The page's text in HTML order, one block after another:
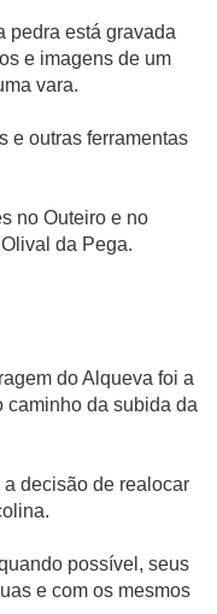
pedra está gravada
e imagens de um
vara.
e outras ferramentas
no Outeiro e no
da Pega.
do Alqueva foi a
caminho da subida da
decisão de realocar
possível, seus
e com os mesmos